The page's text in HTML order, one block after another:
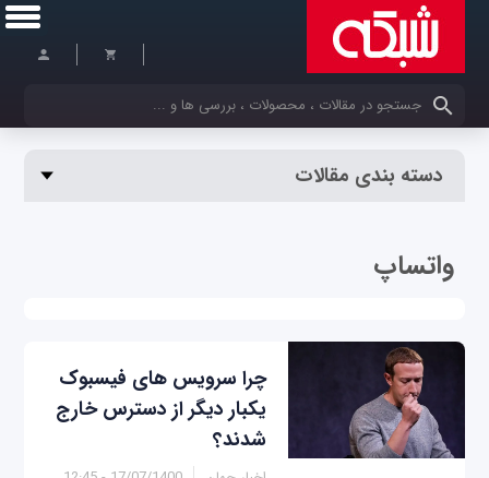
کلمات کلیدی خود را وارد کنید
دسته بندی مقالات
واتساپ
چرا سرویس های فیسبوک
یکبار دیگر از دسترس خارج
شدند؟